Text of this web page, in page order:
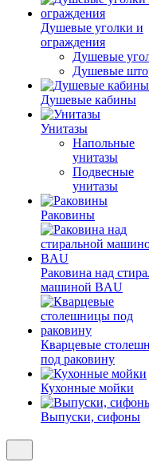
Душевые уголки и
ограждения
Душевые
Душевые
Душевые кабины
Унитазы
Напольные
унитазы
Подвесные
унитазы
Раковины
Раковина над
машиной BAU
Кварцевые
под раковину
Кухонные мойки
Выпуски, сифоны